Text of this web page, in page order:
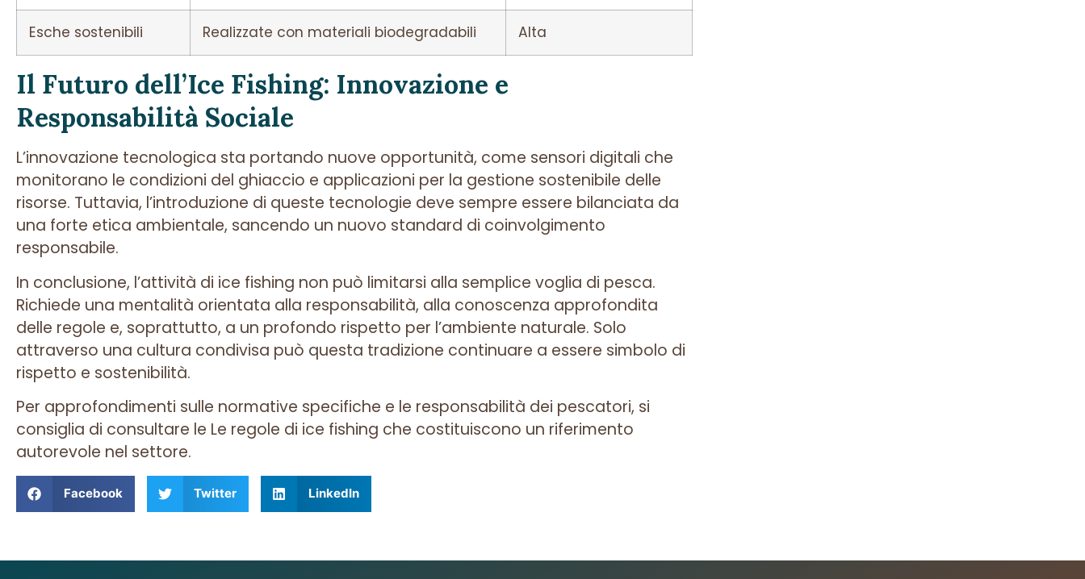
Esche sostenibili Realizzate con materiali biodegradabili Alta
Il Futuro dell’Ice Fishing: Innovazione e
Responsabilità Sociale
L’innovazione tecnologica sta portando nuove opportunità, come sensori digitali che
monitorano le condizioni del ghiaccio e applicazioni per la gestione sostenibile delle
risorse. Tuttavia, l’introduzione di queste tecnologie deve sempre essere bilanciata da
una forte etica ambientale, sancendo un nuovo standard di coinvolgimento
responsabile.
In conclusione, l’attività di ice fishing non può limitarsi alla semplice voglia di pesca.
Richiede una mentalità orientata alla responsabilità, alla conoscenza approfondita
delle regole e, soprattutto, a un profondo rispetto per l’ambiente naturale. Solo
attraverso una cultura condivisa può questa tradizione continuare a essere simbolo di
rispetto e sostenibilità.
Per approfondimenti sulle normative specifiche e le responsabilità dei pescatori, si
consiglia di consultare le Le regole di ice fishing che costituiscono un riferimento
autorevole nel settore.
Facebook Twitter LinkedIn